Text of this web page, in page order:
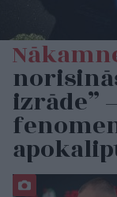
izrāde”